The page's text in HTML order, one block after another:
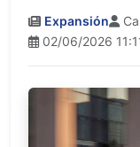
Expansión
02/06/2026